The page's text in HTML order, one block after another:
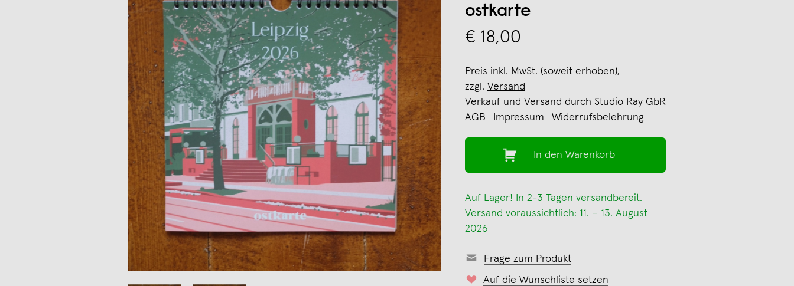
ostkarte
€ 18,00
Preis inkl. MwSt. (soweit erhoben),
zzgl. Versand
Verkauf und Versand durch Studio Ray GbR
AGB
Impressum Widerrufsbelehrung
In den Warenkorb
Auf Lager! In 2-3 Tagen versandbereit.
Versand voraussichtlich: 11. – 13. August
2026
Frage zum Produkt
Auf die Wunschliste setzen